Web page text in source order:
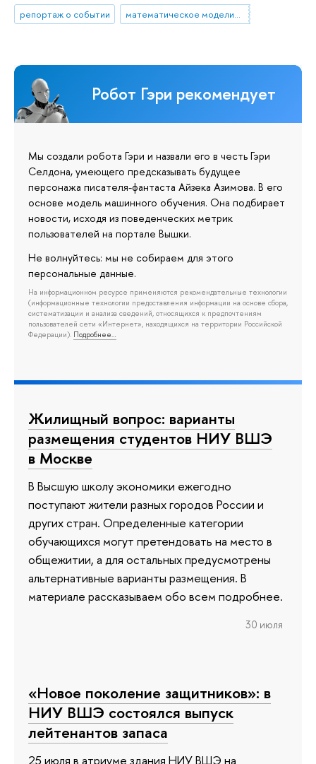
репортаж о событии математическое моделирование
Робот Гэри рекомендует
Мы создали робота Гэри и назвали его в честь Гэри
Селдона, умеющего предсказывать будущее
персонажа писателя-фантаста Айзека Азимова. В его
основе модель машинного обучения. Она подбирает
новости, исходя из поведенческих метрик
пользователей на портале Вышки.
Не волнуйтесь: мы не собираем для этого
персональные данные.
На информационном ресурсе применяются рекомендательные технологии
(информационные технологии предоставления информации на основе сбора,
систематизации и анализа сведений, относящихся к предпочтениям
пользователей сети «Интернет», находящихся на территории Российской
Федерации). Подробнее…
Жилищный вопрос: варианты
размещения студентов НИУ ВШЭ
в Москве
В Высшую школу экономики ежегодно
поступают жители разных городов России и
других стран. Определенные категории
обучающихся могут претендовать на место в
общежитии, а для остальных предусмотрены
альтернативные варианты размещения. В
материале рассказываем обо всем подробнее.
30 июля
«Новое поколение защитников»: в
НИУ ВШЭ состоялся выпуск
лейтенантов запаса
25 июля в атриуме здания НИУ ВШЭ на